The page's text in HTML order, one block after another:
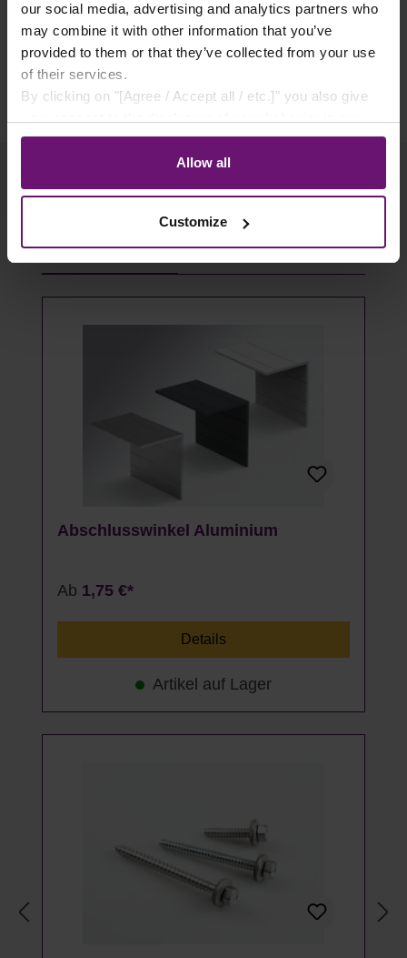
our social media, advertising and analytics partners who
may combine it with other information that you’ve
provided to them or that they’ve collected from your use
of their services.
By clicking on "[Agree / Accept all / etc.]" you also give
store to our partner, shopware AG (Ebbinghoff 10, 48624
Schöppingen, Germany), which cannot assign this data
to you personally, but may process it for its own
Allow all
Customize
✓ Flexible Zahlungsarten
Produktgalerie überspringen
Passendes Zubehör
Abschlusswinkel Aluminium
Ab 1,75 €*
Details
Artikel auf Lager